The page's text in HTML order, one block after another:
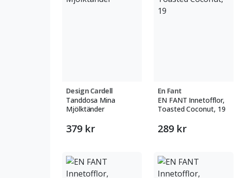
Design Cardell
Tanddosa Mina
Mjölktänder
379 kr
En Fant
EN FANT Innetofflor,
Toasted Coconut, 19
289 kr